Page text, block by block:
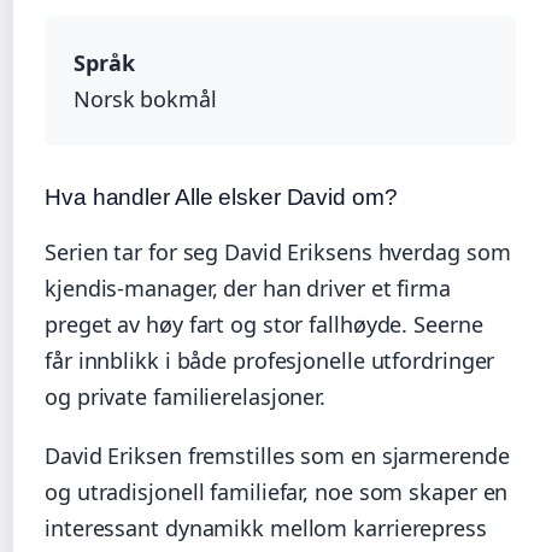
Språk
Norsk bokmål
Hva handler Alle elsker David om?
Serien tar for seg David Eriksens hverdag som
kjendis-manager, der han driver et firma
preget av høy fart og stor fallhøyde. Seerne
får innblikk i både profesjonelle utfordringer
og private familierelasjoner.
David Eriksen fremstilles som en sjarmerende
og utradisjonell familiefar, noe som skaper en
interessant dynamikk mellom karrierepress